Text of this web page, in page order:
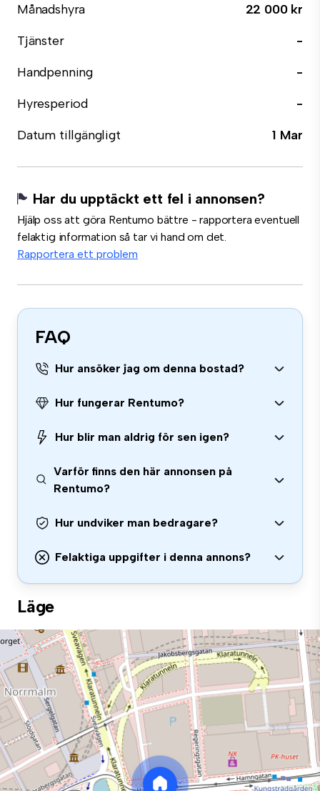
Månadshyra
22 000 kr
Tjänster
-
Handpenning
-
Hyresperiod
-
Datum tillgängligt
1 Mar
Har du upptäckt ett fel i annonsen?
Hjälp oss att göra Rentumo bättre - rapportera eventuell
felaktig information så tar vi hand om det.
Rapportera ett problem
FAQ
Hur ansöker jag om denna bostad?
Hur fungerar Rentumo?
Hur blir man aldrig för sen igen?
Varför finns den här annonsen på
Rentumo?
Hur undviker man bedragare?
Felaktiga uppgifter i denna annons?
Läge